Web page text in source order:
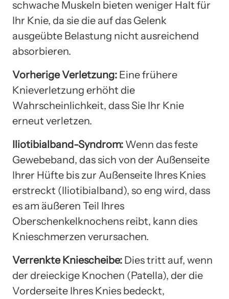
schwache Muskeln bieten weniger Halt für
Ihr Knie, da sie die auf das Gelenk
ausgeübte Belastung nicht ausreichend
absorbieren.
Vorherige Verletzung: Eine frühere
Knieverletzung erhöht die
Wahrscheinlichkeit, dass Sie Ihr Knie
erneut verletzen.
Iliotibialband-Syndrom: Wenn das feste
Gewebeband, das sich von der Außenseite
Ihrer Hüfte bis zur Außenseite Ihres Knies
erstreckt (Iliotibialband), so eng wird, dass
es am äußeren Teil Ihres
Oberschenkelknochens reibt, kann dies
Knieschmerzen verursachen.
Verrenkte Kniescheibe: Dies tritt auf, wenn
der dreieckige Knochen (Patella), der die
Vorderseite Ihres Knies bedeckt,